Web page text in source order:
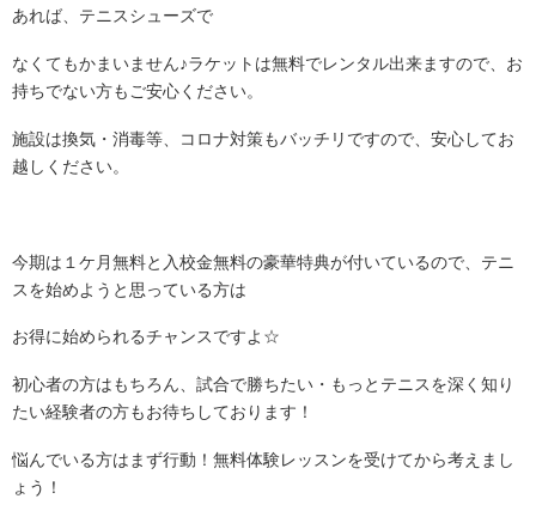
あれば、テニスシューズで
なくてもかまいません♪ラケットは無料でレンタル出来ますので、お
持ちでない方もご安心ください。
施設は換気・消毒等、コロナ対策もバッチリですので、安心してお
越しください。
今期は１ケ月無料と入校金無料の豪華特典が付いているので、テニ
スを始めようと思っている方は
お得に始められるチャンスですよ☆
初心者の方はもちろん、試合で勝ちたい・もっとテニスを深く知り
たい経験者の方もお待ちしております！
悩んでいる方はまず行動！無料体験レッスンを受けてから考えまし
ょう！